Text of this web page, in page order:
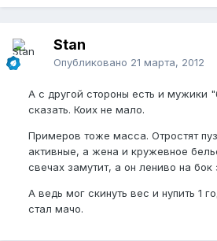
Stan
Опубликовано 21 марта, 2012
А с другой стороны есть и мужики
сказать. Коих не мало.
Примеров тоже масса. Отростят
активные, а жена и кружевное
свечах замутит, а он лениво на бок
А ведь мог скинуть вес и нупить 1
стал мачо.